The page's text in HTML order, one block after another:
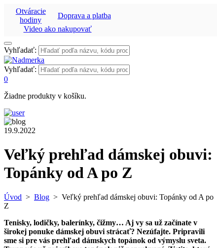
Otváracie
hodiny
Doprava a platba
Video ako nakupovať
Vyhľadať:
Vyhľadať:
0
Žiadne produkty v košíku.
19.9.2022
Veľký prehľad dámskej obuvi:
Topánky od A po Z
Úvod > Blog > Veľký prehľad dámskej obuvi: Topánky od A po
Z
Tenisky, lodičky, balerínky, čižmy… Aj vy sa už začínate v
širokej ponuke dámskej obuvi strácať? Nezúfajte. Pripravili
sme si pre vás prehľad dámskych topánok od výmyslu sveta.